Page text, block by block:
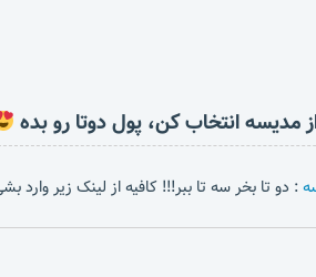
مدیسه انتخاب کن، پول دوتا رو بده
: دو تا بخر سه تا ببر!!! کافیه از لینک زیر وارد